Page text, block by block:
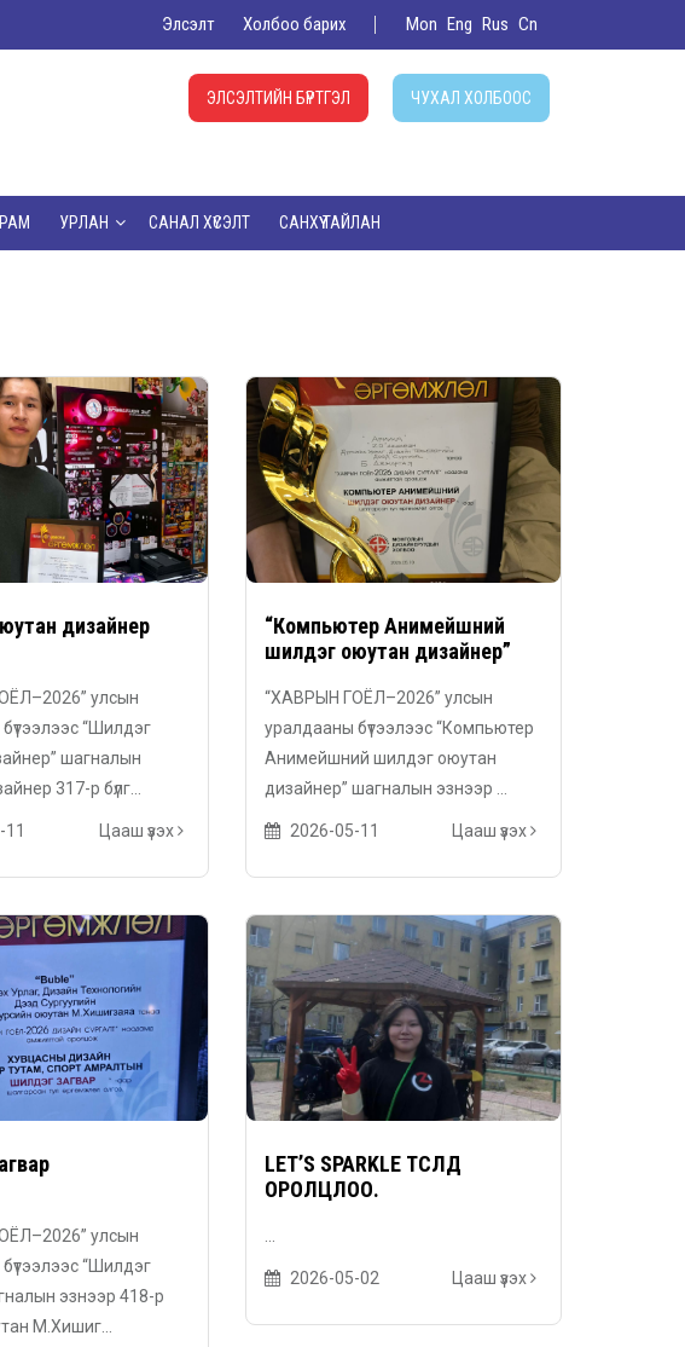
Элсэлт Холбоо барих Mon Eng Rus Cn
ЭЛСЭЛТИЙН БҮРТГЭЛ ЧУХАЛ ХОЛБООС
УРЛАН САНАЛ ХҮСЭЛТ САНХҮҮ ТАЙЛАН
дизайнер
улсын
“Шилдэг
шагналын
317-р бүлг...
Цааш үзэх
“Компьютер Анимейшний
шилдэг оюутан дизайнер”
“ХАВРЫН ГОЁЛ–2026” улсын
уралдааны бүтээлээс “Компьютер
Анимейшний шилдэг оюутан
дизайнер” шагналын эзнээр ...
2026-05-11 Цааш үзэх
улсын
“Шилдэг
эзнээр 418-р
М.Хишиг...
LET’S SPARKLE ТӨСӨЛД
ОРОЛЦЛОО.
2026-05-02 Цааш үзэх